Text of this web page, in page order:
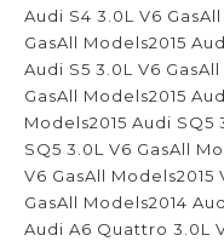
Audi S4 3.0L V6
GasAll Models2015
Audi S5 3.0L V6
GasAll Models2015
Models2015 Audi SQ5
SQ5 3.0L V6 GasAll
V6 GasAll
GasAll Models2014
Audi A6 Quattro 3.0L